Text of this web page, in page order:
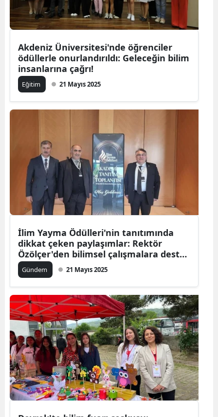
Akdeniz Üniversitesi'nde öğrenciler
ödüllerle onurlandırıldı: Geleceğin bilim
insanlarına çağrı!
Eğitim 21 Mayıs 2025
İlim Yayma Ödülleri'nin tanıtımında
dikkat çeken paylaşımlar: Rektör
Özölçer'den bilimsel çalışmalara destek
çağrısı
Gündem 21 Mayıs 2025